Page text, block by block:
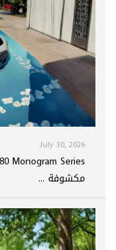
July 30, 2026
مكشوفة ...